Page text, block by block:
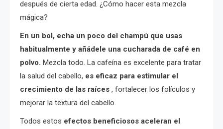
después de cierta edad. ¿Cómo hacer esta mezcla
mágica?
En un bol, echa un poco del champú que usas
habitualmente y añádele una cucharada de café en
polvo. Mezcla todo. La cafeína es excelente para tratar
la salud del cabello, es eficaz para estimular el
crecimiento de las raíces , fortalecer los folículos y
mejorar la textura del cabello.
Todos estos efectos beneficiosos aceleran el